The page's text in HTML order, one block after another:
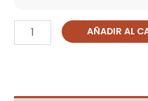
AÑADIR AL